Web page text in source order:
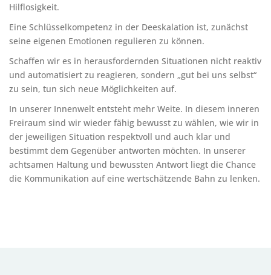
Hilflosigkeit.
Eine Schlüsselkompetenz in der Deeskalation ist, zunächst
seine eigenen Emotionen regulieren zu können.
Schaffen wir es in herausfordernden Situationen nicht reaktiv
und automatisiert zu reagieren, sondern „gut bei uns selbst“
zu sein, tun sich neue Möglichkeiten auf.
In unserer Innenwelt entsteht mehr Weite. In diesem inneren
Freiraum sind wir wieder fähig bewusst zu wählen, wie wir in
der jeweiligen Situation respektvoll und auch klar und
bestimmt dem Gegenüber antworten möchten. In unserer
achtsamen Haltung und bewussten Antwort liegt die Chance
die Kommunikation auf eine wertschätzende Bahn zu lenken.